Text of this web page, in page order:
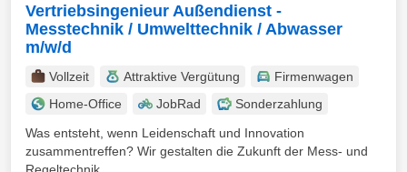
Vertriebsingenieur Außendienst -
Messtechnik / Umwelttechnik / Abwasser
m/w/d
Vollzeit Attraktive Vergütung
Firmenwagen
Home-Office
JobRad
Sonderzahlung
Was entsteht, wenn Leidenschaft und Innovation
zusammentreffen? Wir gestalten die Zukunft der Mess- und